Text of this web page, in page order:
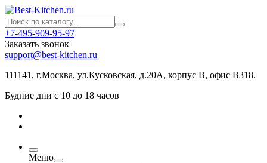
+7-495-909-95-97
Заказать звонок
support@best-kitchen.ru
111141, г,Москва, ул.Кусковская, д.20А, корпус В, офис В318.
Будние дни с 10 до 18 часов
Меню